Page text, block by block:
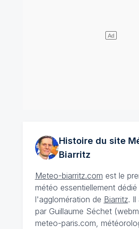
Histoire du site
Biarritz
Meteo-biarritz.com est le
météo essentiellement dédié
l'agglomération de Biarritz. Il
par Guillaume Séchet
meteo-paris.com,